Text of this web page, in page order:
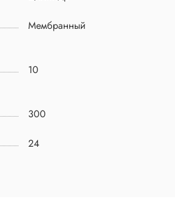
Мембранный
10
300
24